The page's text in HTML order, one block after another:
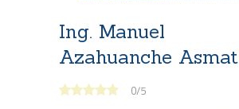
Ing. Manuel
Azahuanche Asmat
0/5